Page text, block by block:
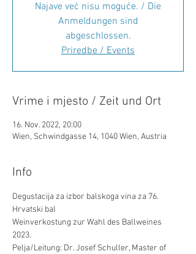
Najave već nisu moguće. / Die
Anmeldungen sind
abgeschlossen.
Priredbe / Events
Vrime i mjesto / Zeit und Ort
16. Nov. 2022, 20:00
Wien, Schwindgasse 14, 1040 Wien, Austria
Info
Degustacija za izbor balskoga vina za 76.
Hrvatski bal
Weinverkostung zur Wahl des Ballweines
2023.
Pelja/Leitung: Dr. Josef Schuller, Master of